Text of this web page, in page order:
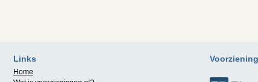
Links
Home